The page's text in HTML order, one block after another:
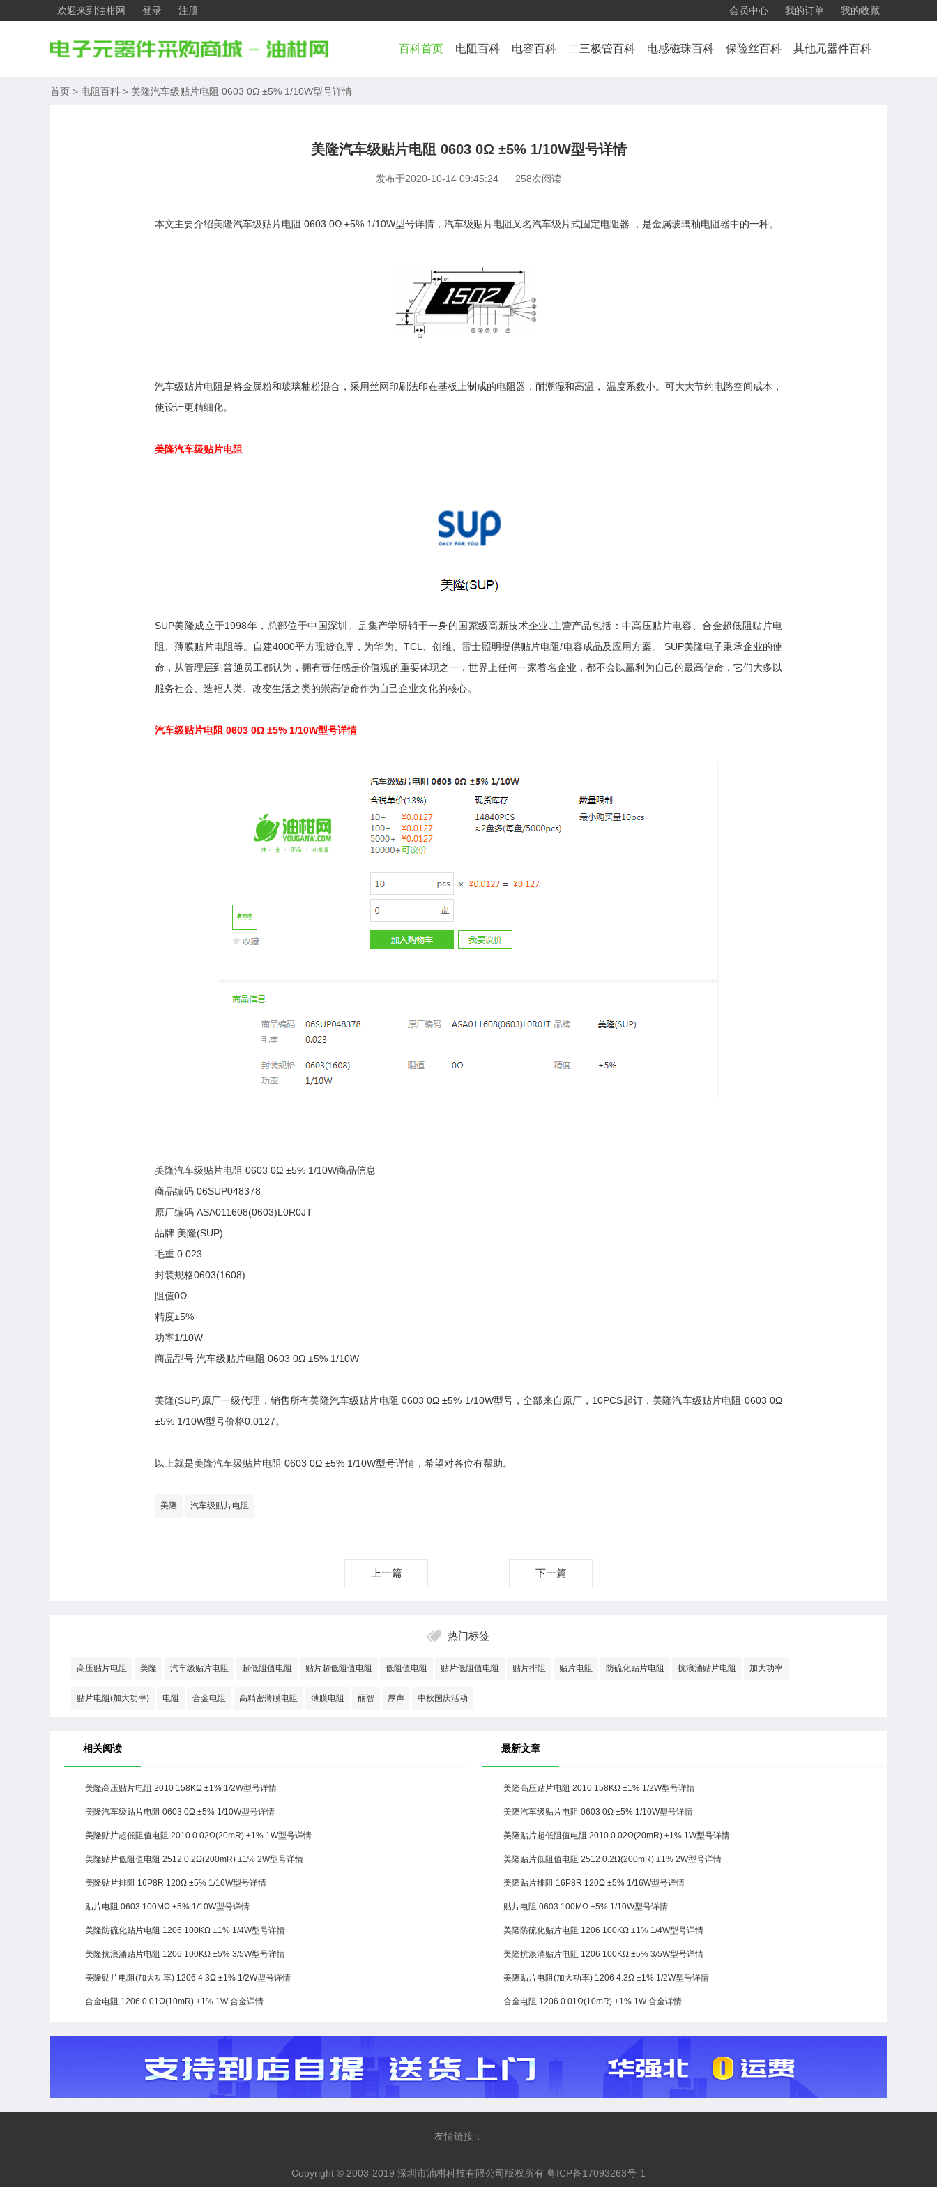
欢迎来到油柑网 登录 注册 会员中心 我的订单 我的收藏
百科首页 电阻百科 电容百科 二三极管百科 电感磁珠百科 保险丝百科 其他元器件百科
首页 > 电阻百科 > 美隆汽车级贴片电阻 0603 0Ω ±5% 1/10W型号详情
美隆汽车级贴片电阻 0603 0Ω ±5% 1/10W型号详情
发布于2020-10-14 09:45:24 258次阅读
本文主要介绍美隆汽车级贴片电阻 0603 0Ω ±5% 1/10W型号详情，汽车级贴片电阻又名汽车级片式固定电阻器 ，是金属玻璃釉电阻器中的一种。
汽车级贴片电阻是将金属粉和玻璃釉粉混合，采用丝网印刷法印在基板上制成的电阻器，耐潮湿和高温， 温度系数小。可大大节约电路空间成本，
使设计更精细化。
美隆汽车级贴片电阻
SUP美隆成立于1998年，总部位于中国深圳。是集产学研销于一身的国家级高新技术企业,主营产品包括：中高压贴片电容、合金超低阻贴片电
阻、薄膜贴片电阻等。自建4000平方现货仓库，为华为、TCL、创维、雷士照明提供贴片电阻/电容成品及应用方案。 SUP美隆电子秉承企业的使
命，从管理层到普通员工都认为，拥有责任感是价值观的重要体现之一，世界上任何一家着名企业，都不会以赢利为自己的最高使命，它们大多以
服务社会、造福人类、改变生活之类的崇高使命作为自己企业文化的核心。
汽车级贴片电阻 0603 0Ω ±5% 1/10W型号详情
美隆汽车级贴片电阻 0603 0Ω ±5% 1/10W商品信息
商品编码 06SUP048378
原厂编码 ASA011608(0603)L0R0JT
品牌 美隆(SUP)
毛重 0.023
封装规格0603(1608)
阻值0Ω
精度±5%
功率1/10W
商品型号 汽车级贴片电阻 0603 0Ω ±5% 1/10W
美隆(SUP)原厂一级代理，销售所有美隆汽车级贴片电阻 0603 0Ω ±5% 1/10W型号，全部来自原厂，10PCS起订，美隆汽车级贴片电阻 0603 0Ω
±5% 1/10W型号价格0.0127。
以上就是美隆汽车级贴片电阻 0603 0Ω ±5% 1/10W型号详情，希望对各位有帮助。
美隆 汽车级贴片电阻
上一篇 下一篇
热门标签
高压贴片电阻 美隆 汽车级贴片电阻 超低阻值电阻 贴片超低阻值电阻 低阻值电阻 贴片低阻值电阻 贴片排阻 贴片电阻 防硫化贴片电阻 抗浪涌贴片电阻 加大功率
贴片电阻(加大功率) 电阻 合金电阻 高精密薄膜电阻 薄膜电阻 丽智 厚声 中秋国庆活动
相关阅读
美隆高压贴片电阻 2010 158KΩ ±1% 1/2W型号详情
美隆汽车级贴片电阻 0603 0Ω ±5% 1/10W型号详情
美隆贴片超低阻值电阻 2010 0.02Ω(20mR) ±1% 1W型号详情
美隆贴片低阻值电阻 2512 0.2Ω(200mR) ±1% 2W型号详情
美隆贴片排阻 16P8R 120Ω ±5% 1/16W型号详情
贴片电阻 0603 100MΩ ±5% 1/10W型号详情
美隆防硫化贴片电阻 1206 100KΩ ±1% 1/4W型号详情
美隆抗浪涌贴片电阻 1206 100KΩ ±5% 3/5W型号详情
美隆贴片电阻(加大功率) 1206 4.3Ω ±1% 1/2W型号详情
合金电阻 1206 0.01Ω(10mR) ±1% 1W 合金详情
最新文章
美隆高压贴片电阻 2010 158KΩ ±1% 1/2W型号详情
美隆汽车级贴片电阻 0603 0Ω ±5% 1/10W型号详情
美隆贴片超低阻值电阻 2010 0.02Ω(20mR) ±1% 1W型号详情
美隆贴片低阻值电阻 2512 0.2Ω(200mR) ±1% 2W型号详情
美隆贴片排阻 16P8R 120Ω ±5% 1/16W型号详情
贴片电阻 0603 100MΩ ±5% 1/10W型号详情
美隆防硫化贴片电阻 1206 100KΩ ±1% 1/4W型号详情
美隆抗浪涌贴片电阻 1206 100KΩ ±5% 3/5W型号详情
美隆贴片电阻(加大功率) 1206 4.3Ω ±1% 1/2W型号详情
合金电阻 1206 0.01Ω(10mR) ±1% 1W 合金详情
友情链接：
Copyright © 2003-2019 深圳市油柑科技有限公司版权所有 粤ICP备17093263号-1